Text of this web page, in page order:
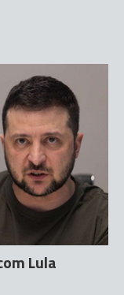
Lula